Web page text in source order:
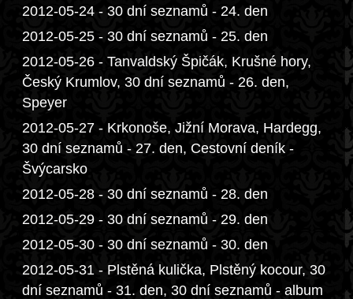
2012-05-24 - 30 dní seznamů - 24. den
2012-05-25 - 30 dní seznamů - 25. den
2012-05-26 - Tanvaldský Špičák, Krušné hory,
Český Krumlov, 30 dní seznamů - 26. den,
Speyer
2012-05-27 - Krkonoše, Jižní Morava, Hardegg,
30 dní seznamů - 27. den, Cestovní deník -
Švýcarsko
2012-05-28 - 30 dní seznamů - 28. den
2012-05-29 - 30 dní seznamů - 29. den
2012-05-30 - 30 dní seznamů - 30. den
2012-05-31 - Plstěná kulička, Plstěný kocour, 30
dní seznamů - 31. den, 30 dní seznamů - album